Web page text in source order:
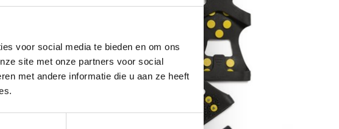
voor social media te bieden en om ons
site met onze partners voor social
met andere informatie die u aan ze heeft